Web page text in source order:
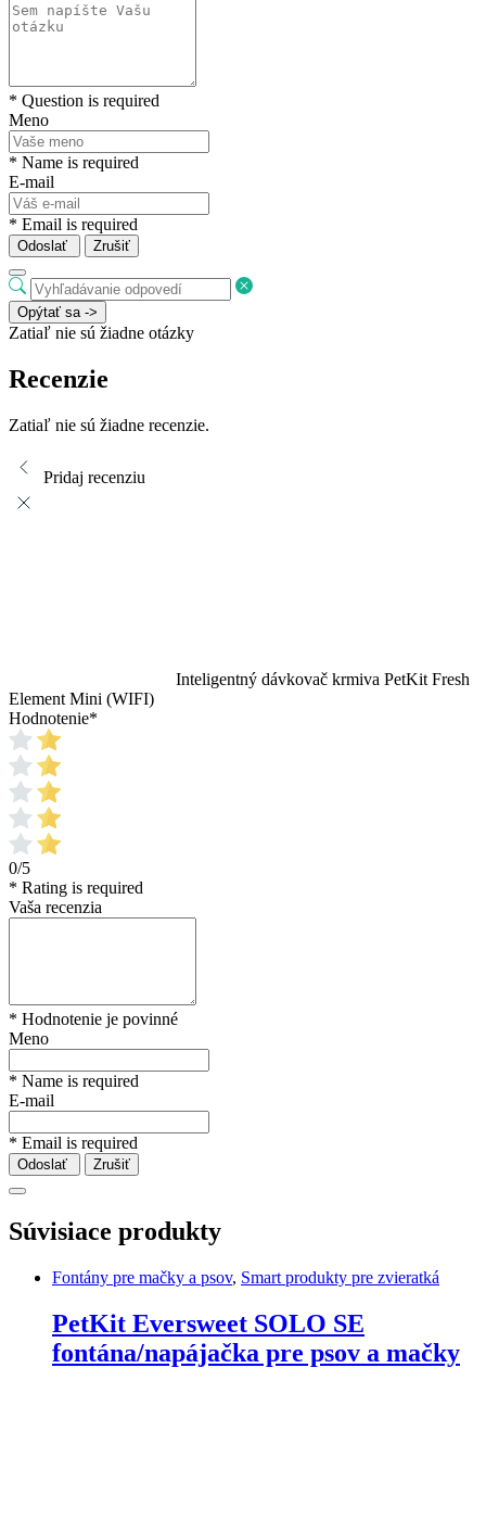
* Question is required
Meno
* Name is required
E-mail
* Email is required
Odoslať Zrušiť
Opýtať sa ->
Zatiaľ nie sú žiadne otázky
Recenzie
Zatiaľ nie sú žiadne recenzie.
Pridaj recenziu
Inteligentný dávkovač krmiva PetKit Fresh
Element Mini (WIFI)
Hodnotenie*
0/5
* Rating is required
Vaša recenzia
* Hodnotenie je povinné
Meno
* Name is required
E-mail
* Email is required
Odoslať Zrušiť
Súvisiace produkty
Fontány pre mačky a psov, Smart produkty pre zvieratká
PetKit Eversweet SOLO SE
fontána/napájačka pre psov a mačky